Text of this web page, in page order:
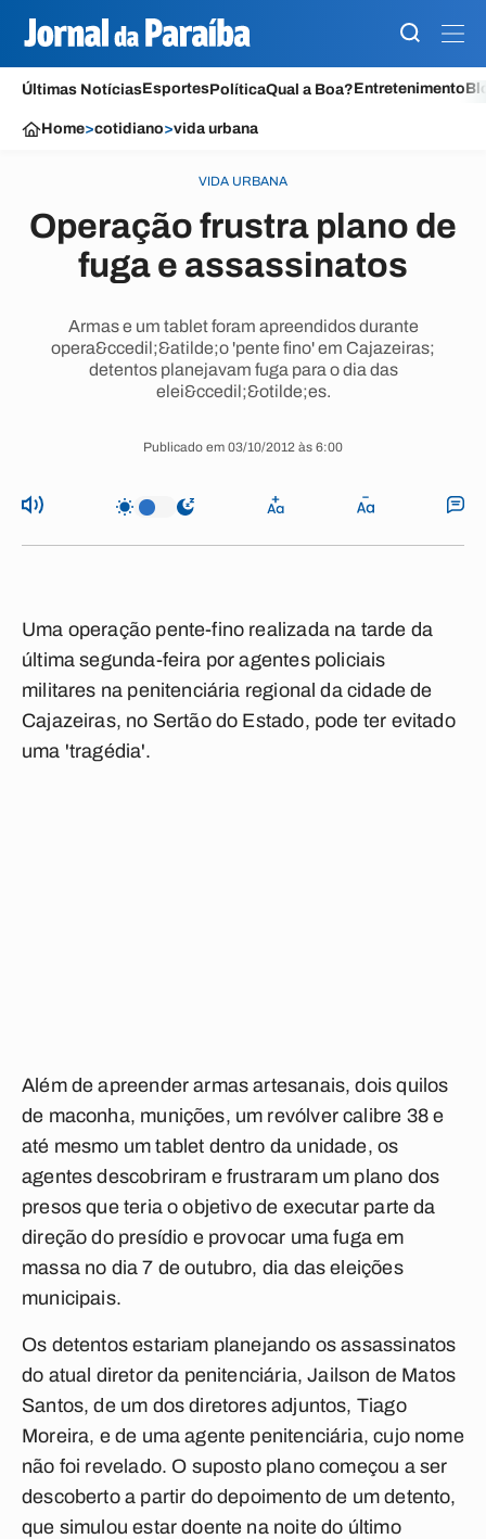
Últimas NotíciasEsportesPolíticaQual a Boa?Entretenimento
Home>cotidiano>vida urbana
VIDA URBANA
Operação frustra plano de
fuga e assassinatos
Armas e um tablet foram apreendidos durante
opera&ccedil;&atilde;o 'pente fino' em Cajazeiras;
detentos planejavam fuga para o dia das
elei&ccedil;&otilde;es.
Publicado em 03/10/2012 às 6:00
Uma operação pente-fino realizada na tarde da
última segunda-feira por agentes policiais
militares na penitenciária regional da cidade de
Cajazeiras, no Sertão do Estado, pode ter evitado
uma 'tragédia'.
Além de apreender armas artesanais, dois quilos
de maconha, munições, um revólver calibre 38 e
até mesmo um tablet dentro da unidade, os
agentes descobriram e frustraram um plano dos
presos que teria o objetivo de executar parte da
direção do presídio e provocar uma fuga em
massa no dia 7 de outubro, dia das eleições
municipais.
Os detentos estariam planejando os assassinatos
do atual diretor da penitenciária, Jailson de Matos
Santos, de um dos diretores adjuntos, Tiago
Moreira, e de uma agente penitenciária, cujo nome
não foi revelado. O suposto plano começou a ser
descoberto a partir do depoimento de um detento,
que simulou estar doente na noite do último